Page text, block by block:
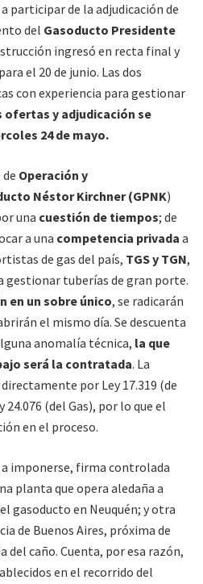
a participar de la adjudicación de
del Gasoducto Presidente
ingresó en recta final y
el 20 de junio. Las dos
con experiencia para gestionar
ofertas y adjudicación se
24 de mayo.
Operación y
Néstor Kirchner (GPNK)
una cuestión de tiempos; de
a una competencia privada a
de gas del país, TGS y TGN,
gestionar tuberías de gran porte.
en unsobre único, se radicarán
el mismo día. Se descuenta
anomalía técnica, la que
será la contratada. La
por Ley 17.319 (de
(del Gas), por lo que el
en el proceso.
a imponerse, firma controlada
planta que opera aledaña a
gasoducto en Neuquén; y otra
de Buenos Aires, próxima de
del caño. Cuenta, por esa razón,
en el recorrido del